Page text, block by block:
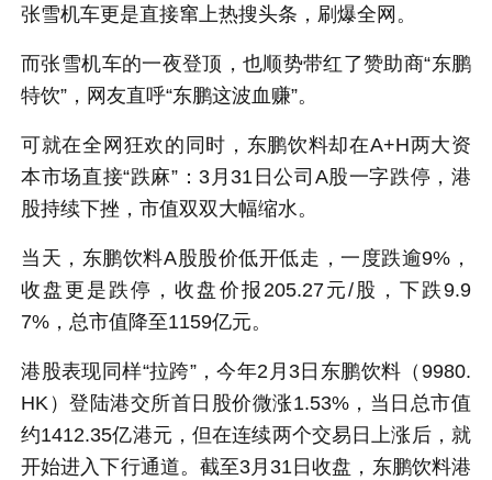
张雪机车更是直接窜上热搜头条，刷爆全网。
而张雪机车的一夜登顶，也顺势带红了赞助商“东鹏
特饮”，网友直呼“东鹏这波血赚”。
可就在全网狂欢的同时，东鹏饮料却在A+H两大资
本市场直接“跌麻”：3月31日公司A股一字跌停，港
股持续下挫，市值双双大幅缩水。
当天，东鹏饮料A股股价低开低走，一度跌逾9%，
收盘更是跌停，收盘价报205.27元/股，下跌9.9
7%，总市值降至1159亿元。
港股表现同样“拉跨”，今年2月3日东鹏饮料（9980.
HK）登陆港交所首日股价微涨1.53%，当日总市值
约1412.35亿港元，但在连续两个交易日上涨后，就
开始进入下行通道。截至3月31日收盘，东鹏饮料港